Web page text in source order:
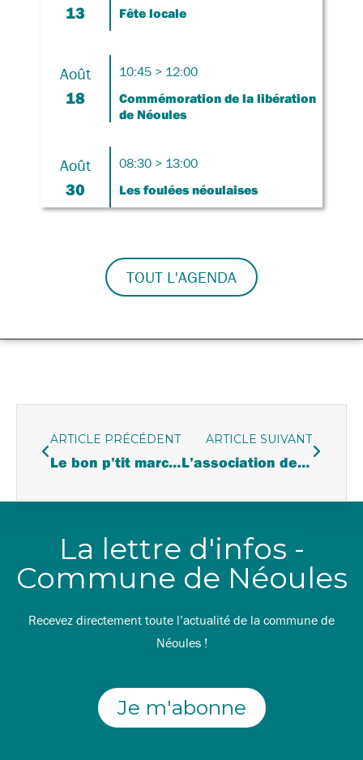
13
Fête locale
Août
18
10:45 > 12:00
Commémoration de la libération
de Néoules
Août
30
08:30 > 13:00
Les foulées néoulaises
TOUT L'AGENDA
ARTICLE PRÉCÉDENT
Le bon p’tit marché hebdo de Néoules
ARTICLE SUIVANT
L’association des entreprises néoulaises reconstituée !
La lettre d'infos -
Commune de Néoules
Recevez directement toute l’actualité de la commune de
Néoules !
Je m'abonne